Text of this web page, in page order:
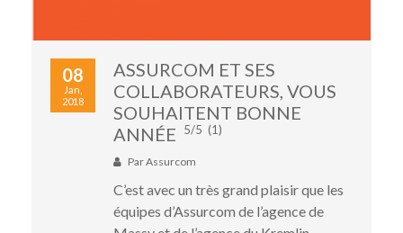
08
Jan,
2018
ASSURCOM ET SES
COLLABORATEURS, VOUS
SOUHAITENT BONNE
ANNÉE
5/5 (1)
ParAssurcom
C’est avec un très grand plaisir que les
équipes d’Assurcom de l’agence de